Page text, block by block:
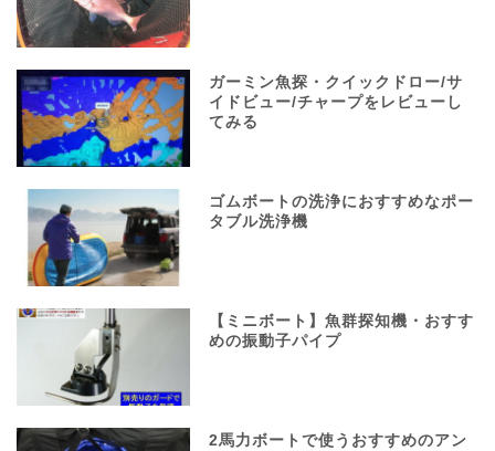
ガーミン魚探・クイックドロー/サ
イドビュー/チャープをレビューし
てみる
ゴムボートの洗浄におすすめなポー
タブル洗浄機
【ミニボート】魚群探知機・おすす
めの振動子パイプ
2馬力ボートで使うおすすめのアン